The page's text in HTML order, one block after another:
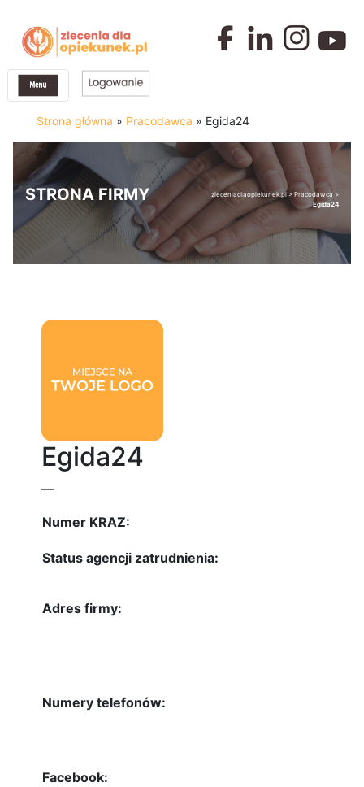
Strona główna » Pracodawca » Egida24
STRONA FIRMY zleceniadlaopiekunek.pl > Pracodawca >
Egida24
Egida24
—
Numer KRAZ:
Status agencji zatrudnienia:
Adres firmy:
Numery telefonów:
Facebook: